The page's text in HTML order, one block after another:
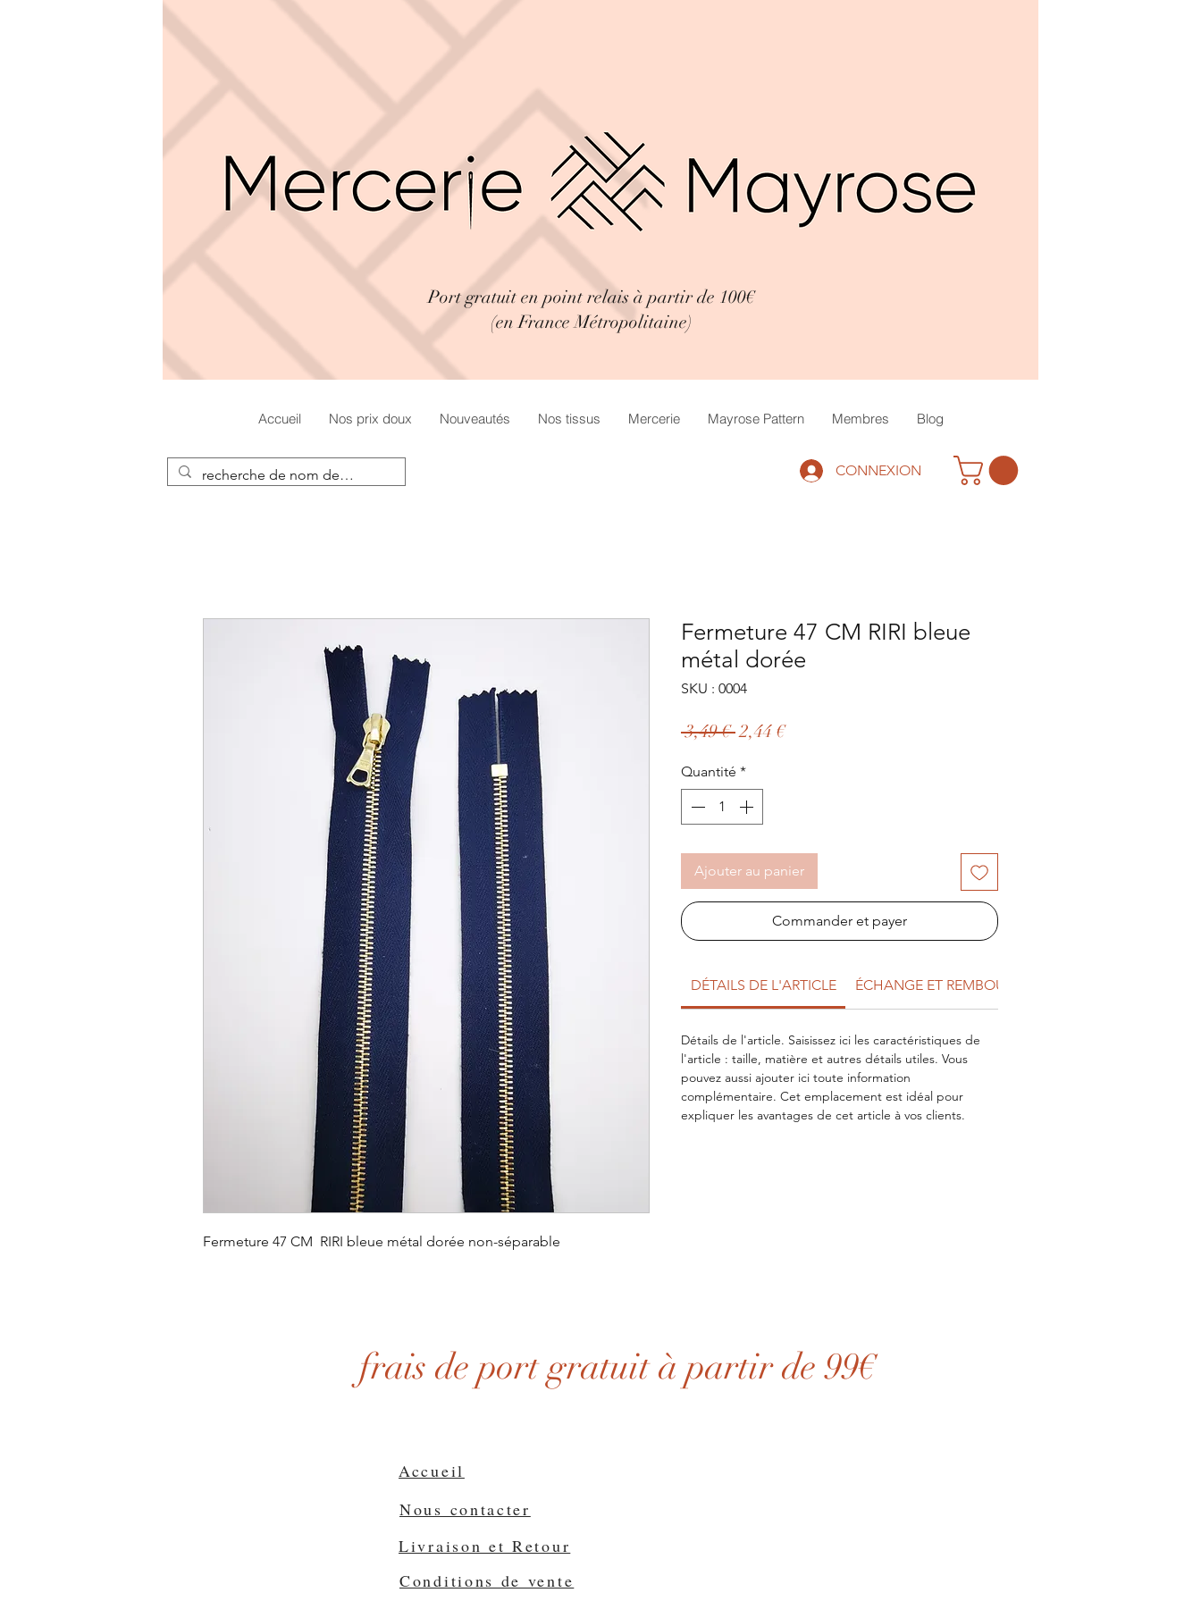
Port gratuit en point relais à partir de 100€
(en France Métropolitaine)
Accueil Nos prix doux Nouveautés Nos tissus Mercerie Mayrose Pattern Membres Blog
CONNEXION
Fermeture 47 CM RIRI bleue métal dorée non-séparable
Fermeture 47 CM RIRI bleue
métal dorée
SKU : 0004
3,49 € Prix
2,44 €Prix
Quantité *
Ajouter au panier
Commander et payer
DÉTAILS DE L'ARTICLE ÉCHANGE ET REMBOURSEMENT
Détails de l'article. Saisissez ici les caractéristiques de
l'article : taille, matière et autres détails utiles. Vous
pouvez aussi ajouter ici toute information
complémentaire. Cet emplacement est idéal pour
expliquer les avantages de cet article à vos clients.
frais de port gratuit à partir de 99€
Accueil
Nous contacter
Livraison et Retour
Conditions de vente